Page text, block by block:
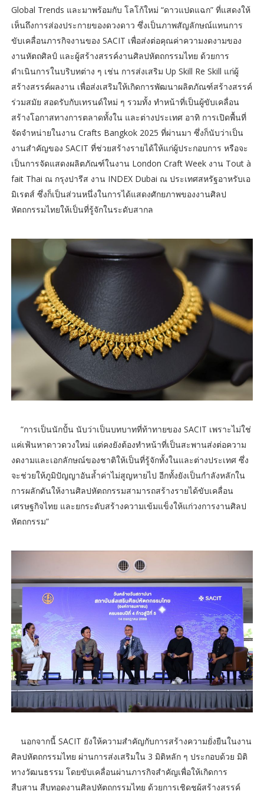
Global Trends และมาพร้อมกับ โลโก้ใหม่ “ดาวแปดแฉก” ที่แสดงให้
เห็นถึงการส่องประกายของดวงดาว ซึ่งเป็นภาพสัญลักษณ์แทนการ
ขับเคลื่อนภารกิจงานของ SACIT เพื่อส่งต่อคุณค่าความงดงามของ
งานหัตถศิลป์ และผู้สร้างสรรค์งานศิลปหัตถกรรมไทย ด้วยการ
ดำเนินการในบริบทต่าง ๆ เช่น การส่งเสริม Up Skill Re Skill แก่ผู้
สร้างสรรค์ผลงาน เพื่อส่งเสริมให้เกิดการพัฒนาผลิตภัณฑ์สร้างสรรค์
ร่วมสมัย สอดรับกับเทรนด์ใหม่ ๆ รวมทั้ง ทำหน้าที่เป็นผู้ขับเคลื่อน
สร้างโอกาสทางการตลาดทั้งใน และต่างประเทศ อาทิ การเปิดพื้นที่
จัดจำหน่ายในงาน Crafts Bangkok 2025 ที่ผ่านมา ซึ่งก็นับว่าเป็น
งานสำคัญของ SACIT ที่ช่วยสร้างรายได้ให้แก่ผู้ประกอบการ หรือจะ
เป็นการจัดแสดงผลิตภัณฑ์ในงาน London Craft Week งาน Tout à
fait Thai ณ กรุงปารีส งาน INDEX Dubai ณ ประเทศสหรัฐอาหรับเอ
มิเรตส์ ซึ่งก็เป็นส่วนหนึ่งในการได้แสดงศักยภาพของงานศิลป
หัตถกรรมไทยให้เป็นที่รู้จักในระดับสากล
“การเป็นนักปั้น นับว่าเป็นบทบาทที่ท้าทายของ SACIT เพราะไม่ใช่
แค่เฟ้นหาดาวดวงใหม่ แต่คงยังต้องทำหน้าที่เป็นสะพานส่งต่อความ
งดงามและเอกลักษณ์ของชาติให้เป็นที่รู้จักทั้งในและต่างประเทศ ซึ่ง
จะช่วยให้ภูมิปัญญาอันล้ำค่าไม่สูญหายไป อีกทั้งยังเป็นกำลังหลักใน
การผลักดันให้งานศิลปหัตถกรรมสามารถสร้างรายได้ขับเคลื่อน
เศรษฐกิจไทย และยกระดับสร้างความเข้มแข็งให้แก่วงการงานศิลป
หัตถกรรม”
นอกจากนี้ SACIT ยังให้ความสำคัญกับการสร้างความยั่งยืนในงาน
ศิลปหัตถกรรมไทย ผ่านการส่งเสริมใน 3 มิติหลัก ๆ ประกอบด้วย มิติ
ทางวัฒนธรรม โดยขับเคลื่อนผ่านภารกิจสำคัญเพื่อให้เกิดการ
สืบสาน สืบทอดงานศิลปหัตถกรรมไทย ด้วยการเชิดชูผู้สร้างสรรค์